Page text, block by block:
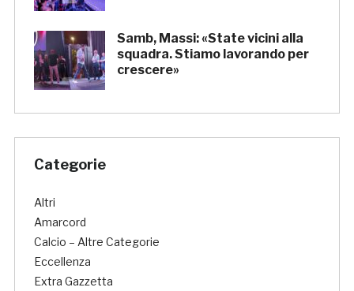
Samb, Massi: «State vicini alla
squadra. Stiamo lavorando per
crescere»
Categorie
Altri
Amarcord
Calcio – Altre Categorie
Eccellenza
Extra Gazzetta